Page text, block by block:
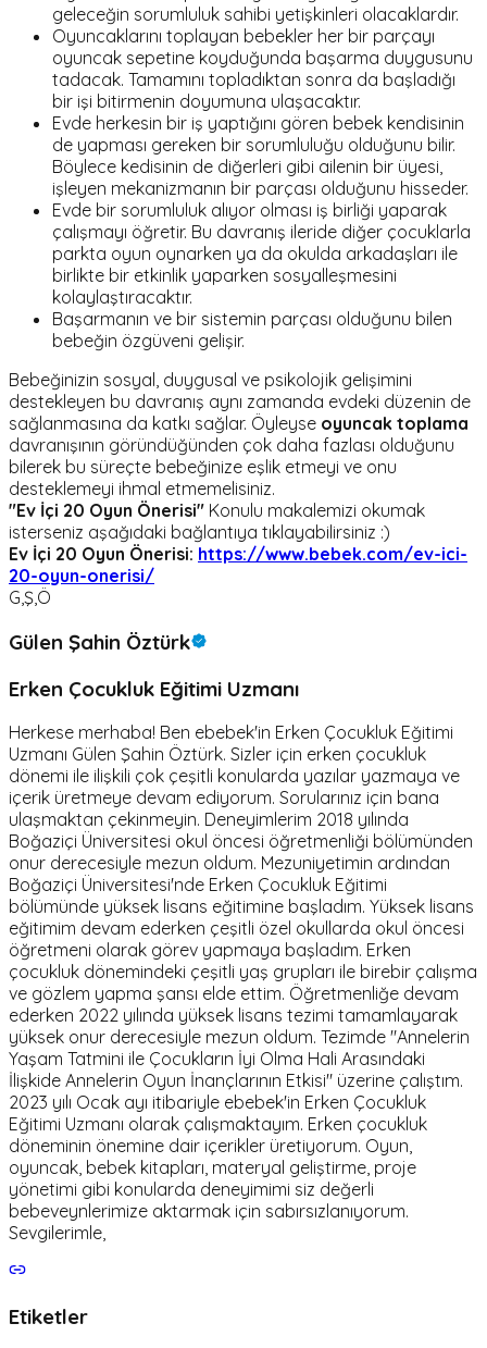
geleceğin sorumluluk sahibi yetişkinleri olacaklardır.
Oyuncaklarını toplayan bebekler her bir parçayı
oyuncak sepetine koyduğunda başarma duygusunu
tadacak. Tamamını topladıktan sonra da başladığı
bir işi bitirmenin doyumuna ulaşacaktır.
Evde herkesin bir iş yaptığını gören bebek kendisinin
de yapması gereken bir sorumluluğu olduğunu bilir.
Böylece kedisinin de diğerleri gibi ailenin bir üyesi,
işleyen mekanizmanın bir parçası olduğunu hisseder.
Evde bir sorumluluk alıyor olması iş birliği yaparak
çalışmayı öğretir. Bu davranış ileride diğer çocuklarla
parkta oyun oynarken ya da okulda arkadaşları ile
birlikte bir etkinlik yaparken sosyalleşmesini
kolaylaştıracaktır.
Başarmanın ve bir sistemin parçası olduğunu bilen
bebeğin özgüveni gelişir.
Bebeğinizin sosyal, duygusal ve psikolojik gelişimini
destekleyen bu davranış aynı zamanda evdeki düzenin de
sağlanmasına da katkı sağlar. Öyleyse oyuncak toplama
davranışının göründüğünden çok daha fazlası olduğunu
bilerek bu süreçte bebeğinize eşlik etmeyi ve onu
desteklemeyi ihmal etmemelisiniz.
"Ev İçi 20 Oyun Önerisi" Konulu makalemizi okumak
isterseniz aşağıdaki bağlantıya tıklayabilirsiniz :)
Ev İçi 20 Oyun Önerisi: https://www.bebek.com/ev-ici-
20-oyun-onerisi/
G,Ş,Ö
Gülen Şahin Öztürk
Erken Çocukluk Eğitimi Uzmanı
Herkese merhaba! Ben ebebek'in Erken Çocukluk Eğitimi
Uzmanı Gülen Şahin Öztürk. Sizler için erken çocukluk
dönemi ile ilişkili çok çeşitli konularda yazılar yazmaya ve
içerik üretmeye devam ediyorum. Sorularınız için bana
ulaşmaktan çekinmeyin. Deneyimlerim 2018 yılında
Boğaziçi Üniversitesi okul öncesi öğretmenliği bölümünden
onur derecesiyle mezun oldum. Mezuniyetimin ardından
Boğaziçi Üniversitesi'nde Erken Çocukluk Eğitimi
bölümünde yüksek lisans eğitimine başladım. Yüksek lisans
eğitimim devam ederken çeşitli özel okullarda okul öncesi
öğretmeni olarak görev yapmaya başladım. Erken
çocukluk dönemindeki çeşitli yaş grupları ile birebir çalışma
ve gözlem yapma şansı elde ettim. Öğretmenliğe devam
ederken 2022 yılında yüksek lisans tezimi tamamlayarak
yüksek onur derecesiyle mezun oldum. Tezimde "Annelerin
Yaşam Tatmini ile Çocukların İyi Olma Hali Arasındaki
İlişkide Annelerin Oyun İnançlarının Etkisi" üzerine çalıştım.
2023 yılı Ocak ayı itibariyle ebebek'in Erken Çocukluk
Eğitimi Uzmanı olarak çalışmaktayım. Erken çocukluk
döneminin önemine dair içerikler üretiyorum. Oyun,
oyuncak, bebek kitapları, materyal geliştirme, proje
yönetimi gibi konularda deneyimimi siz değerli
bebeveynlerimize aktarmak için sabırsızlanıyorum.
Sevgilerimle,
Etiketler